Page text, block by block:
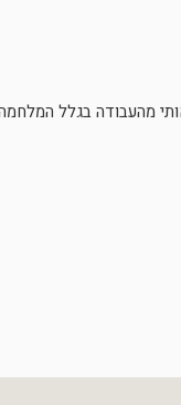
מהעבודה בגלל